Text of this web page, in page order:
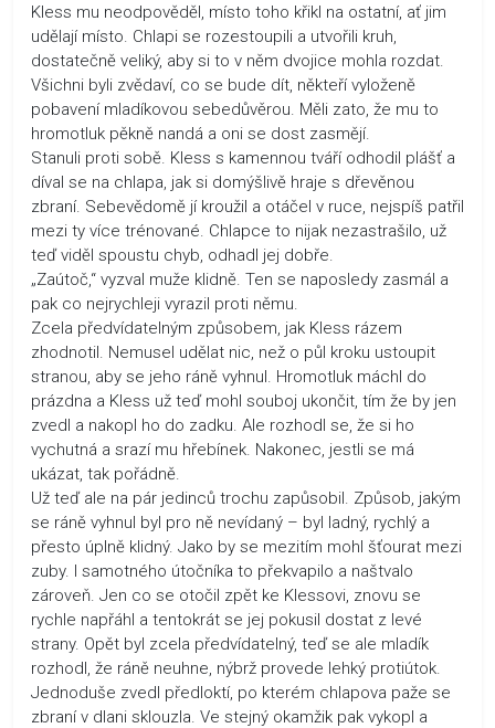
Kless mu neodpověděl, místo toho křikl na ostatní, ať jim
udělají místo. Chlapi se rozestoupili a utvořili kruh,
dostatečně veliký, aby si to v něm dvojice mohla rozdat.
Všichni byli zvědaví, co se bude dít, někteří vyloženě
pobavení mladíkovou sebedůvěrou. Měli zato, že mu to
hromotluk pěkně nandá a oni se dost zasmějí.
Stanuli proti sobě. Kless s kamennou tváří odhodil plášť a
díval se na chlapa, jak si domýšlivě hraje s dřevěnou
zbraní. Sebevědomě jí kroužil a otáčel v ruce, nejspíš patřil
mezi ty více trénované. Chlapce to nijak nezastrašilo, už
teď viděl spoustu chyb, odhadl jej dobře.
„Zaútoč,“ vyzval muže klidně. Ten se naposledy zasmál a
pak co nejrychleji vyrazil proti němu.
Zcela předvídatelným způsobem, jak Kless rázem
zhodnotil. Nemusel udělat nic, než o půl kroku ustoupit
stranou, aby se jeho ráně vyhnul. Hromotluk máchl do
prázdna a Kless už teď mohl souboj ukončit, tím že by jen
zvedl a nakopl ho do zadku. Ale rozhodl se, že si ho
vychutná a srazí mu hřebínek. Nakonec, jestli se má
ukázat, tak pořádně.
Už teď ale na pár jedinců trochu zapůsobil. Způsob, jakým
se ráně vyhnul byl pro ně nevídaný – byl ladný, rychlý a
přesto úplně klidný. Jako by se mezitím mohl šťourat mezi
zuby. I samotného útočníka to překvapilo a naštvalo
zároveň. Jen co se otočil zpět ke Klessovi, znovu se
rychle napřáhl a tentokrát se jej pokusil dostat z levé
strany. Opět byl zcela předvídatelný, teď se ale mladík
rozhodl, že ráně neuhne, nýbrž provede lehký protiútok.
Jednoduše zvedl předloktí, po kterém chlapova paže se
zbraní v dlani sklouzla. Ve stejný okamžik pak vykopl a